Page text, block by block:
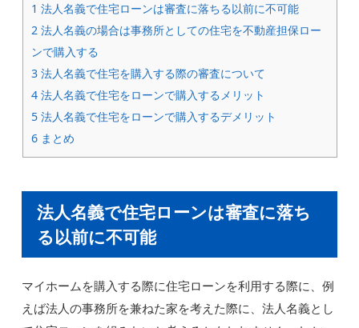
1 法人名義で住宅ローンは審査に落ちる以前に不可能
2法人名義の場合は事務所としての住宅を不動産担保ロー
ンで購入する
3法人名義で住宅を購入する際の審査について
4法人名義で住宅をローンで購入するメリット
5法人名義で住宅をローンで購入するデメリット
6まとめ
法人名義で住宅ローンは審査に落ち
る以前に不可能
マイホームを購入する際に住宅ローンを利用する際に、例
えば法人の事務所を兼ねた家を考えた際に、法人名義とし